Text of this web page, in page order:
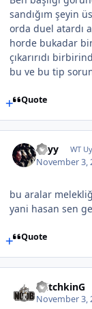
sandığım şeyin
orda duel atardı
horde bukadar
çıkarırıdı
bu ve bu tip
Quote
Edyy WT
November 3,
bu aralar
yani hasan sen
Quote
WitchkinG
November 3,